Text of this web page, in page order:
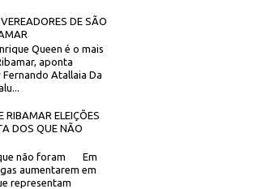
DE SÃO
Queen é o mais
aponta
Fernando Atallaia Da
RIBAMAR ELEIÇÕES
DOS QUE NÃO
não foram Em
aumentarem em
representam